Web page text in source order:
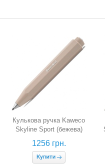
Кулькова ручка Kaweco
Skyline Sport (бежева)
1256 грн.